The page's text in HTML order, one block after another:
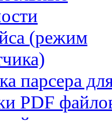
(режим
парсера
PDF